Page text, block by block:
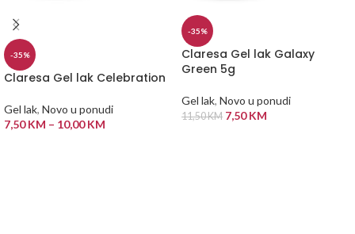
-35%
Claresa Gel lak Celebration
Gel lak, Novo u ponudi
7,50KM – 10,00KM
-35%
Claresa Gel lak Galaxy
Green 5g
Gel lak, Novo u ponudi
11,50KM 7,50KM